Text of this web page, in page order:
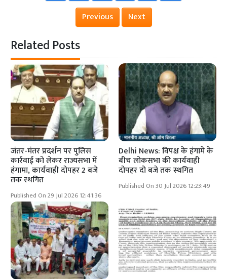
Previous Next
Related Posts
जंतर-मंतर प्रदर्शन पर पुलिस
कार्रवाई को लेकर राज्यसभा में
हंगामा, कार्यवाही दोपहर 2 बजे
तक स्थगित
Published On 29 Jul 2026 12:41:36
Delhi News: विपक्ष के हंगामे के
बीच लोकसभा की कार्यवाही
दोपहर दो बजे तक स्थगित
Published On 30 Jul 2026 12:23:49